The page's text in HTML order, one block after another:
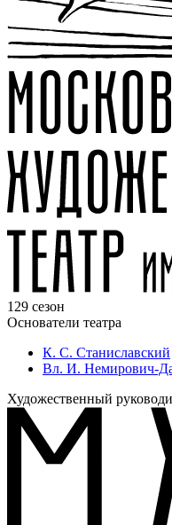
129 сезон
Основатели театра
К. С. Станиславский
Вл. И. Немирович-
Художественный